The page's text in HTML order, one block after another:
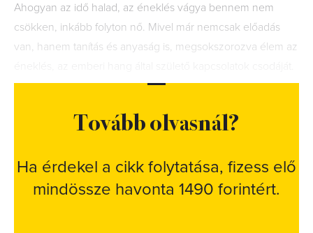
Ahogyan az idő halad, az éneklés vágya bennem nem
csökken, inkább folyton nő. Mivel már nemcsak előadás
van, hanem tanítás és anyaság is, megsokszorozva élem az
Tovább olvasnál?
Ha érdekel a cikk folytatása, fizess elő
mindössze havonta 1490 forintért.